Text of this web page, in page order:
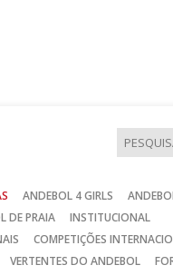
ANDEBOL 4 GIRLS
DE PRAIA
INSTITUCIONAL
COMPETIÇÕES
VERTENTES DO ANDEBOL